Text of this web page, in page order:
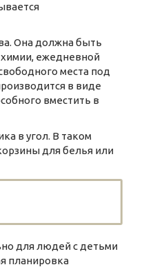
Она должна быть
ежедневной
места под
в виде
вместить в
в угол. В таком
для белья или
для людей с детьми
планировка